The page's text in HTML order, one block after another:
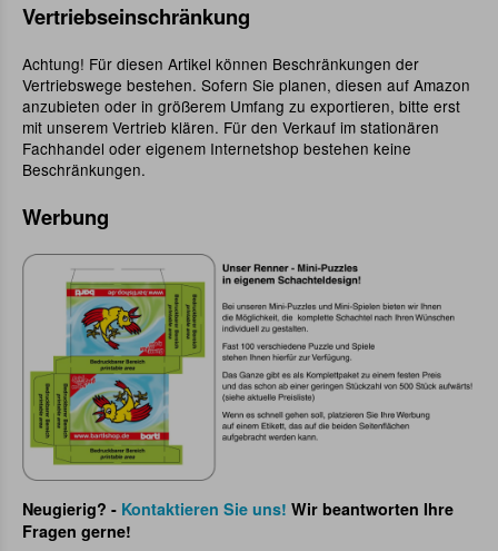
Vertriebseinschränkung
Achtung! Für diesen Artikel können Beschränkungen der
Vertriebswege bestehen. Sofern Sie planen, diesen auf Amazon
anzubieten oder in größerem Umfang zu exportieren, bitte erst
mit unserem Vertrieb klären. Für den Verkauf im stationären
Fachhandel oder eigenem Internetshop bestehen keine
Beschränkungen.
Werbung
Neugierig? - Kontaktieren Sie uns! Wir beantworten Ihre
Fragen gerne!